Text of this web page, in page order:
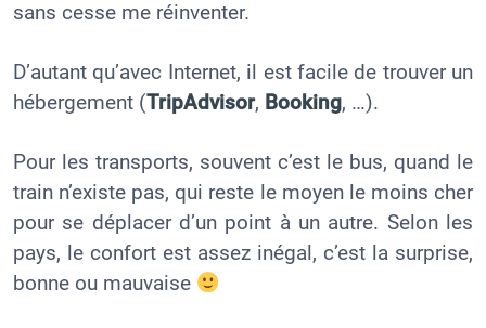
sans cesse me réinventer.
D’autant qu’avec Internet, il est facile de trouver un
hébergement (TripAdvisor, Booking, …).
Pour les transports, souvent c’est le bus, quand le
train n’existe pas, qui reste le moyen le moins cher
pour se déplacer d’un point à un autre. Selon les
pays, le confort est assez inégal, c’est la surprise,
bonne ou mauvaise